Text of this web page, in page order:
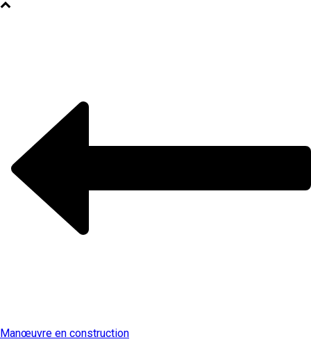
Manœuvre en construction